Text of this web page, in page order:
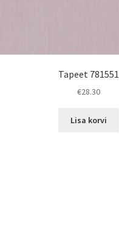
Tapeet 781551
€28.30
Lisa korvi